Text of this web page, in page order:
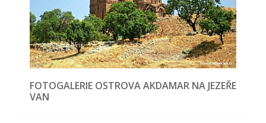
FOTOGALERIE OSTROVA AKDAMAR NA JEZEŘE
VAN